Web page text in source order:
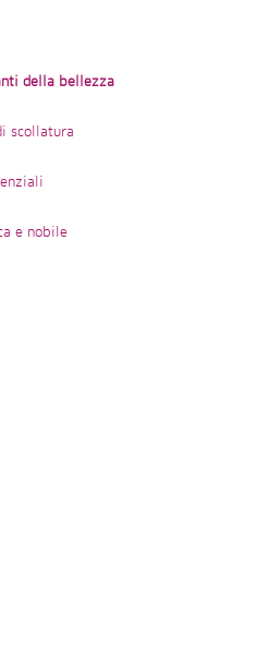
della bellezza
scollatura
e nobile